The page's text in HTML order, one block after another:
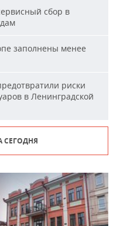
сбор в
заполнены менее
риски
в Ленинградской
СЕГОДНЯ